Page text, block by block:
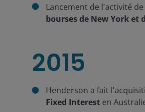
Lancement de l'activité
bourses de New York et
2015
Henderson a fait
Fixed Interest en